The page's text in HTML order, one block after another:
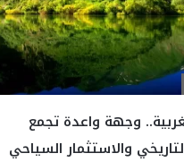
وجهة واعدة تجمع
والاستثمار السياحي